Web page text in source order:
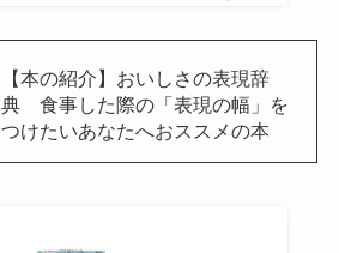
【本の紹介】おいしさの表現辞
典 食事した際の「表現の幅」を
つけたいあなたへおススメの本